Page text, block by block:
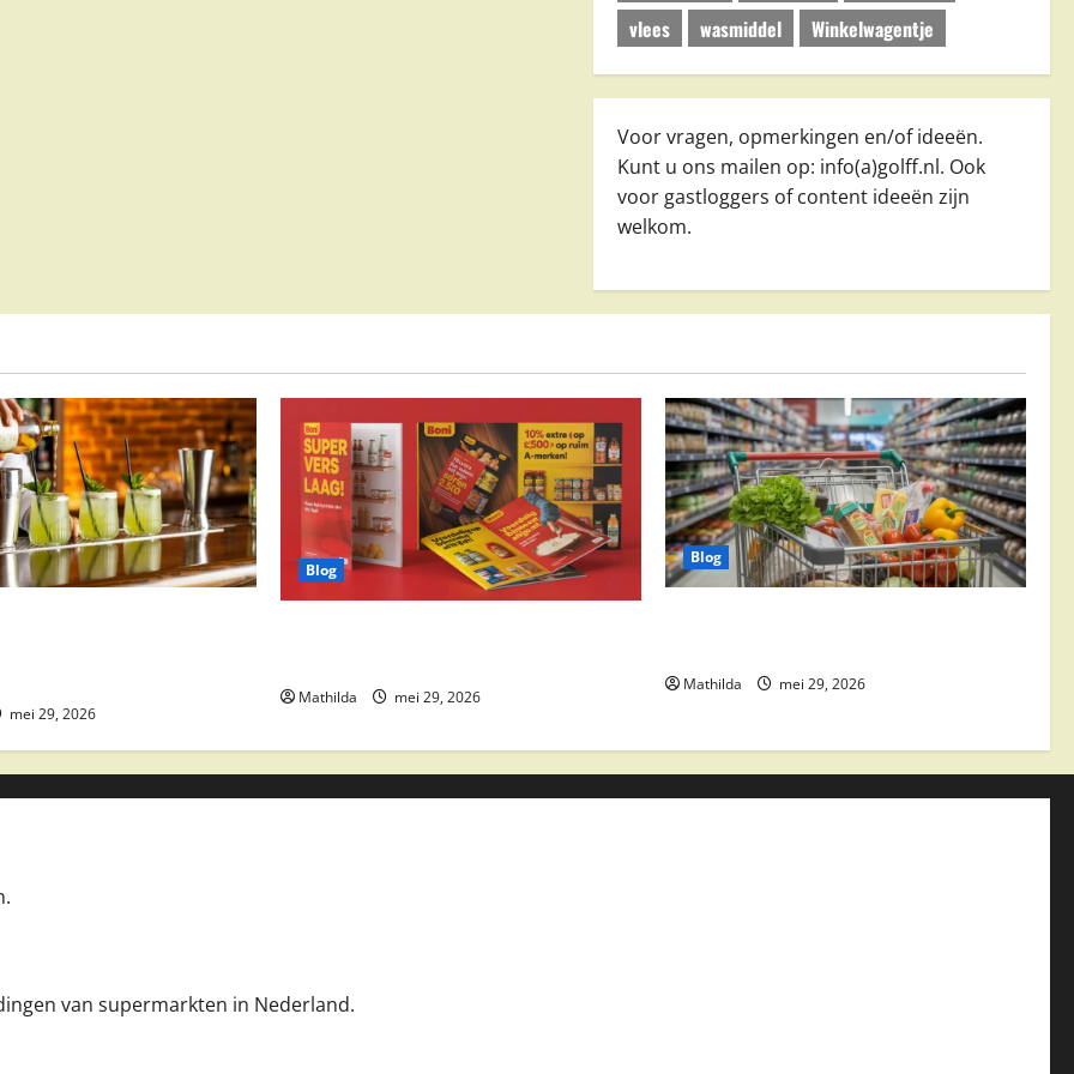
vlees
wasmiddel Winkelwagentje
Voor vragen, opmerkingen en/of ideeën.
Kunt u ons mailen op: info(a)golff.nl. Ook
voor gastloggers of content ideeën zijn
welkom.
mei 29, 2026
Blog
Mathilda mei 29, 2026
Blog
Mathilda mei 29, 2026
van supermarkten in Nederland.